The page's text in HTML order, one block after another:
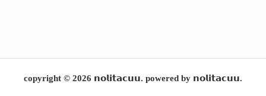
copyright © 2026 𝗻𝗼𝗹𝗶𝘁𝗮𝗰𝘂𝘂. powered by 𝗻𝗼𝗹𝗶𝘁𝗮𝗰𝘂𝘂.